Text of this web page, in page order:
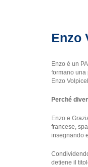
Enzo
Enzo è un
formano una
Enzo
Perché
Enzo e
francese,
insegnando
detiene il